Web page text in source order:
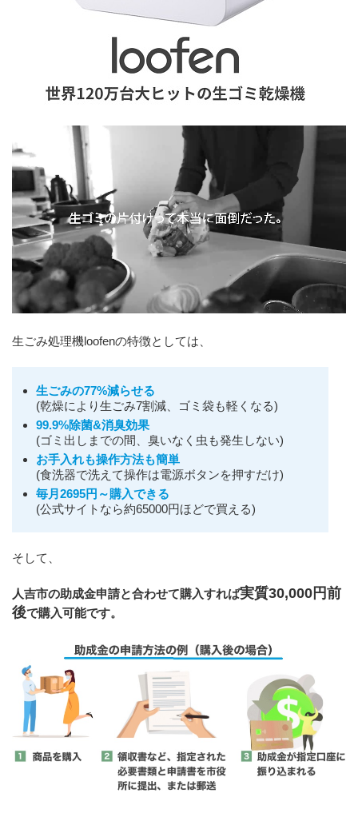
生ごみ処理機loofenの特徴としては、
生ごみの77%減らせる
(乾燥により生ごみ7割減、ゴミ袋も軽くなる)
99.9%除菌&消臭効果
(ゴミ出しまでの間、臭いなく虫も発生しない)
お手入れも操作方法も簡単
(食洗器で洗えて操作は電源ボタンを押すだけ)
毎月2695円～購入できる
(公式サイトなら約65000円ほどで買える)
そして、
人吉市の助成金申請と合わせて購入すれば実質30,000円前
後で購入可能です。